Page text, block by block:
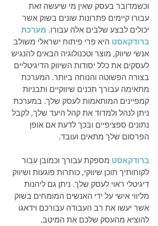
וכשמדובר בעסק שאין מי שיעשה זאת
עבורו קיימים פתרונות שונים בשוק אשר
יכולים לבצע שלבים אלה עבורו. מערכת
ברודקאסט היא פרי פיתוח ישראלי משולב
אנשי שיווק, מוצר וטכנולוגיה הבאים להנגיש
לעסקים את כלל יסודות השיווק הדיגיטליים
בצורה הפשוטה והנוחה ביותר. המערכת
מתאימה עבורך תכנים שיווקיים ותבניות
קמפיינים המותאמות לעסק שלך. במערכת
ניתן לנהל ולמדוד את קהל היעד שלך, לקבל
נתונים ספציפיים ובכך לדעת אם אופן
הפרסום שלך מתאים ועובד.
ברודקאסט מספקת עבורך וכמובן עבור
לקוחותיך תוכן שיווקי, כותרות פוגעות ושיווק
דיגיטלי ראוי לעסק שלך. ניתן גם ליהנות
מליווי אישי על ידי האנשים המומחים בשוק
אשר יעשו את רב העבודה עבורכם וידאגו
להוציא מהעסק שלכם את המיטב.